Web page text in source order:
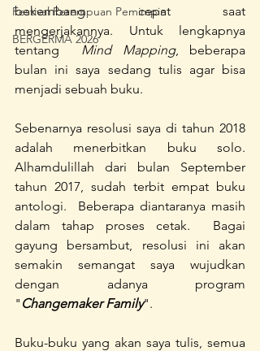
Festival Perempuan Pemimpin
BERGERMA 2026
bekembang cepat saat
mengerjakannya. Untuk lengkapnya
tentang Mind Mapping, beberapa
bulan ini saya sedang tulis agar bisa
menjadi sebuah buku.
Sebenarnya resolusi saya di tahun 2018
adalah menerbitkan buku solo.
Alhamdulillah dari bulan September
tahun 2017, sudah terbit empat buku
antologi.  Beberapa diantaranya masih
dalam tahap proses cetak.  Bagai
gayung bersambut, resolusi ini akan
semakin semangat saya wujudkan
dengan adanya program
" Changemaker Family".
Buku-buku yang akan saya tulis, semua